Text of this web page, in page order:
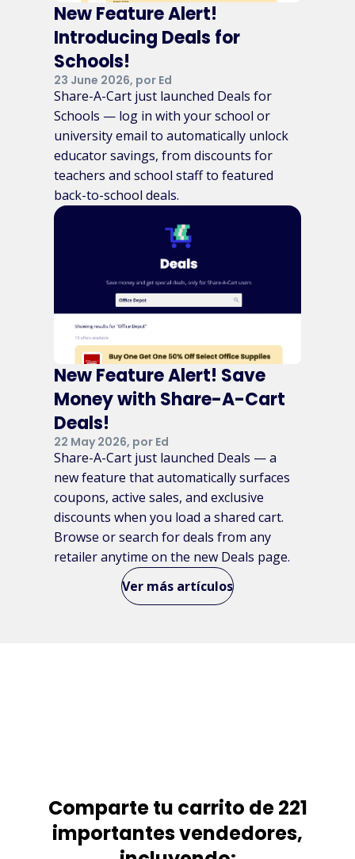
New Feature Alert!
Introducing Deals for
Schools!
23 June 2026, por Ed
Share-A-Cart just launched Deals for
Schools — log in with your school or
university email to automatically unlock
educator savings, from discounts for
teachers and school staff to featured
back-to-school deals.
New Feature Alert! Save
Money with Share-A-Cart
Deals!
22 May 2026, por Ed
Share-A-Cart just launched Deals — a
new feature that automatically surfaces
coupons, active sales, and exclusive
discounts when you load a shared cart.
Browse or search for deals from any
retailer anytime on the new Deals page.
Ver más artículos
Comparte tu carrito de 221
importantes vendedores,